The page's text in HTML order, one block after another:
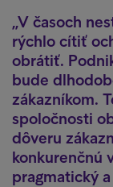
V časoch
rýchlo cítiť
obrátiť.
bude
zákazníkom.
spoločnosti
dôveru
konkurenčnú
pragmatický